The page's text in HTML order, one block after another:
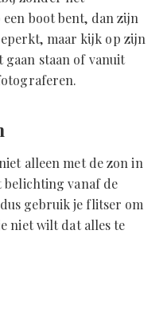
boot bent, dan zijn
maar kijk op zijn
staan of vanuit
alleen met de zon in
belichting vanaf de
gebruik je flitser om
niet wilt dat alles te